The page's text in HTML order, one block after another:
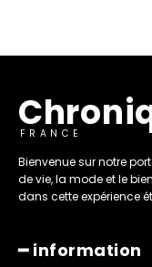
FRANCE
Bienvenue sur notre
de vie, la mode et le
dans cette expérience
━ information